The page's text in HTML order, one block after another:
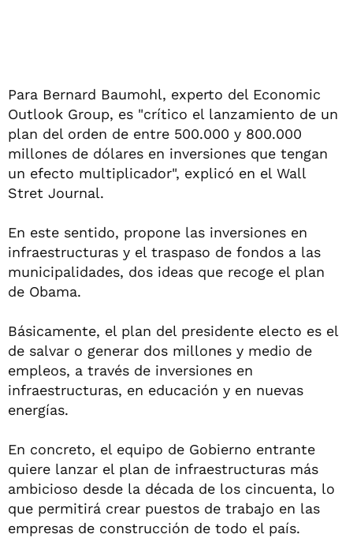
Para Bernard Baumohl, experto del Economic
Outlook Group, es "crítico el lanzamiento de un
plan del orden de entre 500.000 y 800.000
millones de dólares en inversiones que tengan
un efecto multiplicador", explicó en el Wall
Stret Journal.
En este sentido, propone las inversiones en
infraestructuras y el traspaso de fondos a las
municipalidades, dos ideas que recoge el plan
de Obama.
Básicamente, el plan del presidente electo es el
de salvar o generar dos millones y medio de
empleos, a través de inversiones en
infraestructuras, en educación y en nuevas
energías.
En concreto, el equipo de Gobierno entrante
quiere lanzar el plan de infraestructuras más
ambicioso desde la década de los cincuenta, lo
que permitirá crear puestos de trabajo en las
empresas de construcción de todo el país.